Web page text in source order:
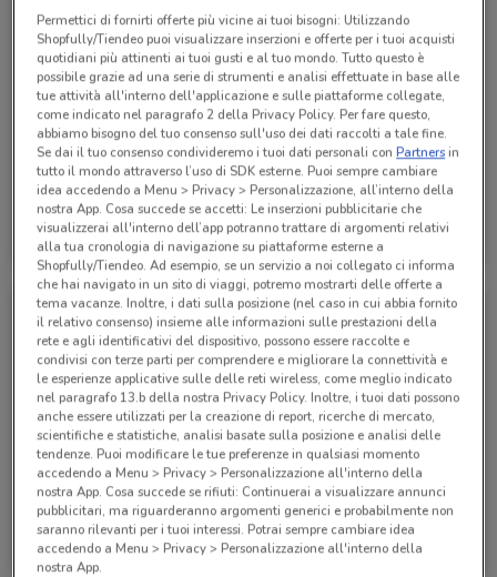
Eden Viaggi
Scade il 30/04 407 m
Eden Viaggi
Scade il 30/04
Eden Viaggi
Scade il 30/04 407 m
Eden Viaggi
Scade il 31/10
Permettici di fornirti offerte più vicine ai tuoi bisogni: Utilizzando
Shopfully/Tiendeo puoi visualizzare inserzioni e offerte per i tuoi acquisti
quotidiani più attinenti ai tuoi gusti e al tuo mondo. Tutto questo è
possibile grazie ad una serie di strumenti e analisi effettuate in base alle
tue attività all'interno dell'applicazione e sulle piattaforme collegate,
come indicato nel paragrafo 2 della Privacy Policy. Per fare questo,
abbiamo bisogno del tuo consenso sull'uso dei dati raccolti a tale fine.
Se dai il tuo consenso condivideremo i tuoi dati personali conPartnersin
tutto il mondo attraverso l’uso di SDK esterne. Puoi sempre cambiare
idea accedendo a Menu > Privacy > Personalizzazione, all’interno della
nostra App. Cosa succede se accetti: Le inserzioni pubblicitarie che
visualizzerai all'interno dell’app potranno trattare di argomenti relativi
alla tua cronologia di navigazione su piattaforme esterne a
Shopfully/Tiendeo. Ad esempio, se un servizio a noi collegato ci informa
che hai navigato in un sito di viaggi, potremo mostrarti delle offerte a
tema vacanze. Inoltre, i dati sulla posizione (nel caso in cui abbia fornito
il relativo consenso) insieme alle informazioni sulle prestazioni della
rete e agli identificativi del dispositivo, possono essere raccolte e
condivisi con terze parti per comprendere e migliorare la connettività e
le esperienze applicative sulle delle reti wireless, come meglio indicato
nel paragrafo 13.b della nostra Privacy Policy. Inoltre, i tuoi dati possono
anche essere utilizzati per la creazione di report, ricerche di mercato,
scientifiche e statistiche, analisi basate sulla posizione e analisi delle
tendenze. Puoi modificare le tue preferenze in qualsiasi momento
accedendo a Menu > Privacy > Personalizzazione all'interno della
nostra App. Cosa succede se rifiuti: Continuerai a visualizzare annunci
pubblicitari, ma riguarderanno argomenti generici e probabilmente non
saranno rilevanti per i tuoi interessi. Potrai sempre cambiare idea
accedendo a Menu > Privacy > Personalizzazione all'interno della
nostra App.